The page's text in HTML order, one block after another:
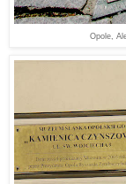
Opole,